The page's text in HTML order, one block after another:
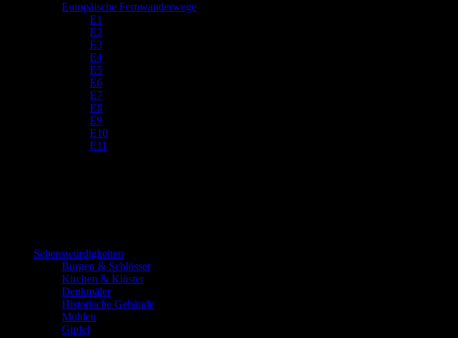
Europäische Fernwanderwege
E1
E2
E3
E4
E5
E6
E7
E8
E9
E10
E11
Sehenswürdigkeiten
Burgen & Schlösser
Kirchen & Klöster
Denkmäler
Historische Gebäude
Mühlen
Gipfel